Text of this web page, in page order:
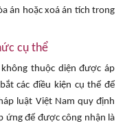
án hoặc xoá án tích trong
cụ thể
thuộc diện được áp
các điều kiện cụ thể để
luật Việt Nam quy định
ứng để được công nhận là